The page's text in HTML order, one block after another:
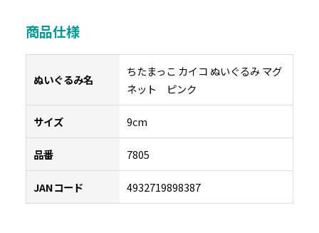
商品仕様
ぬいぐるみ名
ちたまっこ カイコ ぬいぐるみ マグ
ネット ピンク
サイズ 9cm
品番 7805
JANコード 4932719898387